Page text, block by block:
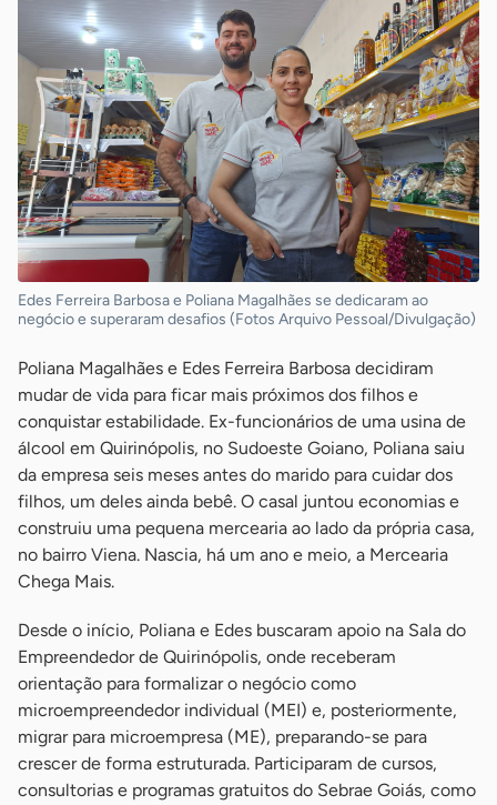
Edes Ferreira Barbosa e Poliana Magalhães se dedicaram ao
negócio e superaram desafios (Fotos Arquivo Pessoal/Divulgação)
Poliana Magalhães e Edes Ferreira Barbosa decidiram
mudar de vida para ficar mais próximos dos filhos e
conquistar estabilidade. Ex-funcionários de uma usina de
álcool em Quirinópolis, no Sudoeste Goiano, Poliana saiu
da empresa seis meses antes do marido para cuidar dos
filhos, um deles ainda bebê. O casal juntou economias e
construiu uma pequena mercearia ao lado da própria casa,
no bairro Viena. Nascia, há um ano e meio, a Mercearia
Chega Mais.
Desde o início, Poliana e Edes buscaram apoio na Sala do
Empreendedor de Quirinópolis, onde receberam
orientação para formalizar o negócio como
microempreendedor individual (MEI) e, posteriormente,
migrar para microempresa (ME), preparando-se para
crescer de forma estruturada. Participaram de cursos,
consultorias e programas gratuitos do Sebrae Goiás, como